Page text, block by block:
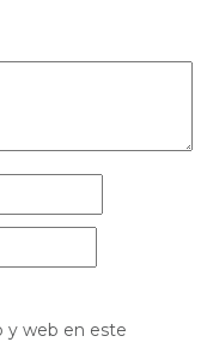
y web en este